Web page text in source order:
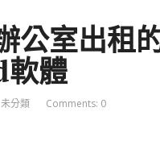
公室出租
軟體
未分類 Comments: 0